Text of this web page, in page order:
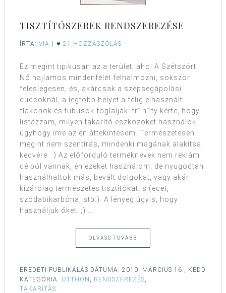
TISZTÍTÓSZEREK RENDSZEREZÉSE
ÍRTA: VIA 21 HOZZÁSZÓLÁS
Ez megint tipikusan az a terület, ahol A Szétszórt
Nő hajlamos mindenfélét felhalmozni, sokszor
feleslegesen, és, akárcsak a szépségápolási
cuccoknál, a legtöbb helyet a félig elhasznált
flakonok és tubusok foglalják. tr1n1ty kérte, hogy
listázzam, milyen takarító eszközöket használok,
úgyhogy íme az én áttekintésem. Természetesen
megint nem szentírás, mindenki magának alakítsa
kedvére. :) Az előforduló terméknevek nem reklám
célból vannak, én ezeket használom, de nyugodtan
használhattok más, bevált dolgokat, vagy akár
kizárólag természetes tisztítókat is (ecet,
szódabikarbóna, stb.). A lényeg úgyis, hogy
használjuk őket. ;) ...
OLVASS TOVÁBB
EREDETI PUBLIKÁLÁS DÁTUMA: 2010. MÁRCIUS 16., KEDD
KATEGÓRIA: OTTHON , RENDSZEREZÉS,
TAKARÍTÁS